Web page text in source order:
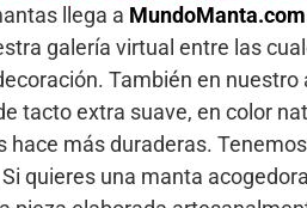
llega a MundoManta.com
galería virtual entre las
También en
tacto extra suave, en color
hace más duraderas.
quieres una manta